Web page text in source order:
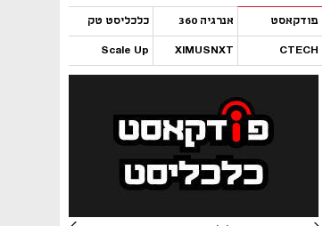
פודקאסט אנרגיה 360 כלכליסט טק
CTECH
XIMUSNXT
Scale Up
נפתח בכרטיסייה חדשה
נפתח בכרטיסייה חדשה